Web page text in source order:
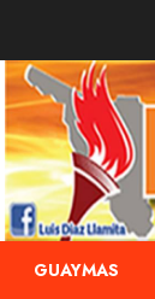
GUAYMAS